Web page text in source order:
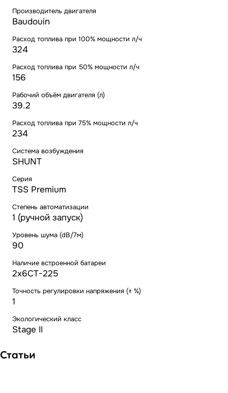
Производитель двигателя
Baudouin
Расход топлива при 100% мощности л/ч
324
Расход топлива при 50% мощности л/ч
156
Рабочий объём двигателя (л)
39.2
Расход топлива при 75% мощности л/ч
234
Система возбуждения
SHUNT
Серия
TSS Premium
Степень автоматизации
1 (ручной запуск)
Уровень шума (dB/7м)
90
Наличие встроенной батареи
2х6СТ-225
Точность регулировки напряжения (± %)
1
Экологический класс
Stage II
Статьи